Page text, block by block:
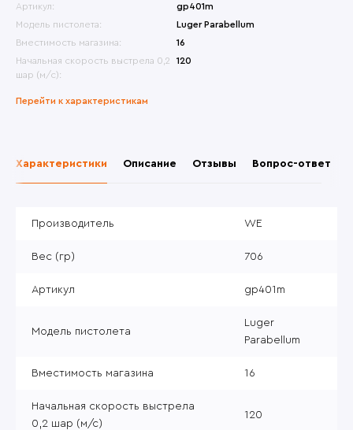
Артикул:
gp401m
Модель пистолета:
Luger Parabellum
Вместимость магазина:
16
Начальная скорость выстрела 0,2
шар (м/с):
120
Перейти к характеристикам
Характеристики Описание Отзывы Вопрос-ответ
Производитель WE
Вес (гр) 706
Артикул gp401m
Модель пистолета
Luger
Parabellum
Вместимость магазина 16
Начальная скорость выстрела
0,2 шар (м/с)
120